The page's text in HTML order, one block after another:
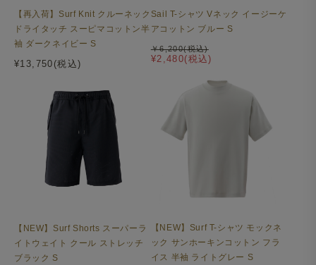
【再入荷】Surf Knit クルーネック
ドライタッチ スーピマコットン半
袖 ダークネイビー S
¥13,750(税込)
Sail T-シャツ Vネック イージーケ
アコットン ブルー S
¥2,480(税込)
￥6,200(税込)
【NEW】Surf Shorts スーパーラ
イトウェイト クール ストレッチ
ブラック S
【NEW】Surf T-シャツ モックネ
ック サンホーキンコットン フラ
イス 半袖 ライトグレー S